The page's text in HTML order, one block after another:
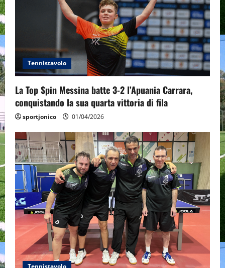
Tennistavolo
La Top Spin Messina batte 3-2 l’Apuania Carrara,
conquistando la sua quarta vittoria di fila
sportjonico 01/04/2026